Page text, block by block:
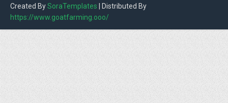
Created BySoraTemplates | Distributed By
https://www.goatfarming.ooo/